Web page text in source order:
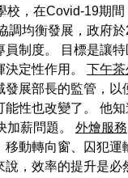
校，在Covid-19期
調均衡發展，政府
員制度。 目標是讓
定性作用。 下午茶
發展部長的監管，以
能性也改變了。 他
加薪問題。 外燴服務
移動轉向窗、囚犯運
說，效率的提升是必